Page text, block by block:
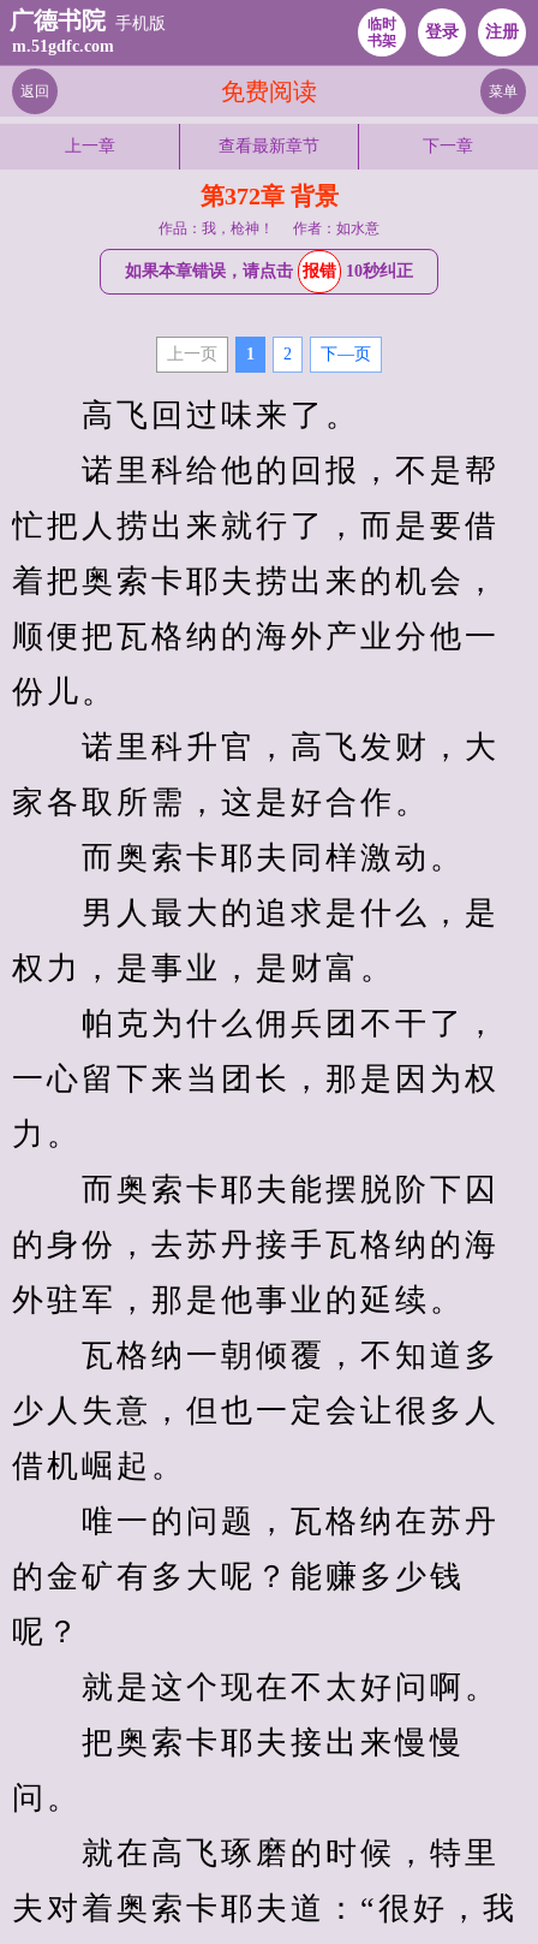
广德书院 手机版
m.51gdfc.com
临时
书架
登录 注册
免费阅读
返回 菜单
上一章 查看最新章节 下一章
第372章 背景
作品：我，枪神！ 作者：如水意
如果本章错误，请点击 报错 10秒纠正
上一页 1 2 下—页
高飞回过味来了。
诺里科给他的回报，不是帮
忙把人捞出来就行了，而是要借
着把奥索卡耶夫捞出来的机会，
顺便把瓦格纳的海外产业分他一
份儿。
诺里科升官，高飞发财，大
家各取所需，这是好合作。
而奥索卡耶夫同样激动。
男人最大的追求是什么，是
权力，是事业，是财富。
帕克为什么佣兵团不干了，
一心留下来当团长，那是因为权
力。
而奥索卡耶夫能摆脱阶下囚
的身份，去苏丹接手瓦格纳的海
外驻军，那是他事业的延续。
瓦格纳一朝倾覆，不知道多
少人失意，但也一定会让很多人
借机崛起。
唯一的问题，瓦格纳在苏丹
的金矿有多大呢？能赚多少钱
呢？
就是这个现在不太好问啊。
把奥索卡耶夫接出来慢慢
问。
就在高飞琢磨的时候，特里
夫对着奥索卡耶夫道：“很好，我